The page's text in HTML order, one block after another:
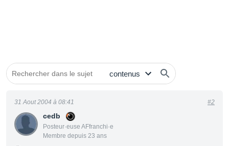
cedb
Posteur·euse AFfranchi·e
Membre depuis 23 ans
31 Aout 2004 à 08:41 #2